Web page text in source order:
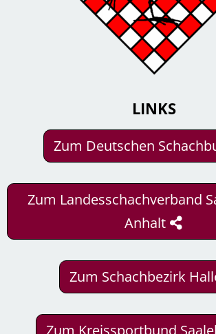
LINKS
Zum Deutschen
Zum Landesschachverband
Anhalt
Zum Schachbezirk
Zum Kreissportbund